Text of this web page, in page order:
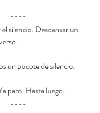
silencio. Descansar un
un pocote de silencio.
paro. Hasta luego.